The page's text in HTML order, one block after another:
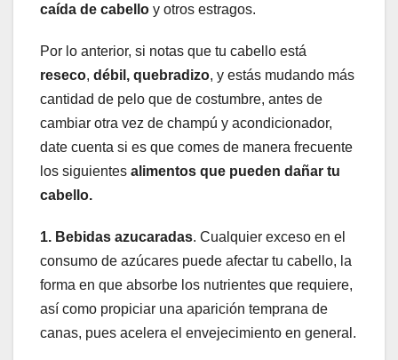
caída de cabello y otros estragos.
Por lo anterior, si notas que tu cabello está
reseco, débil, quebradizo, y estás mudando más
cantidad de pelo que de costumbre, antes de
cambiar otra vez de champú y acondicionador,
date cuenta si es que comes de manera frecuente
los siguientes alimentos que pueden dañar tu
cabello.
1. Bebidas azucaradas. Cualquier exceso en el
consumo de azúcares puede afectar tu cabello, la
forma en que absorbe los nutrientes que requiere,
así como propiciar una aparición temprana de
canas, pues acelera el envejecimiento en general.